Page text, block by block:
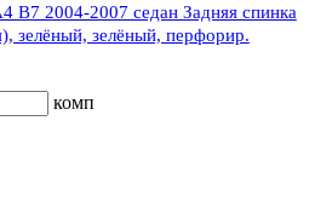
В7 2004-2007 седан Задняя спинка
зелёный, зелёный, перфорир.
комп